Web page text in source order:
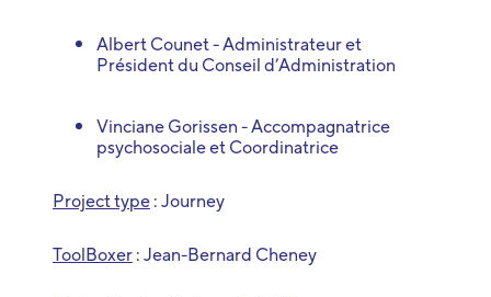
Albert Counet - Administrateur et
Président du Conseil d’Administration
Vinciane Gorissen - Accompagnatrice
psychosociale et Coordinatrice
Project type: Journey
ToolBoxer: Jean-Bernard Cheney